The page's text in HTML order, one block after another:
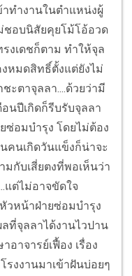
าทำงานในตำแหน่งผู้
ชอบนิสัยคุยโม้โอ้อวด
งเดชก็ตาม ทำให้จุล
หมดสิทธิ์ตั้งแต่ยังไม่
ตาจุลลา....ด้วยว่ามี
อนปีเกิดก็รีบรับจุลลา
อมบำรุง โดยไม่ต้อง
คนเกิดวันแข็งก็น่าจะ
มกับเสี่ยตงที่พอเห็นว่า
แต่ไม่อาจขัดใจ
วหน้าฝ่ายซ่อมบำรุง
ลที่จุลลาได้งานไวปาน
อาจารย์เฟื้อง เรื่อง
รงงานมาเข้าฝันบ่อยๆ